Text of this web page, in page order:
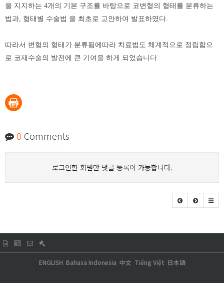
을 지지하는 4개의 기본 구조를 바탕으로 코변형의 형태를 분류하는
법과, 형태별 수술법 을 최초로 고안하여 발표하였다.
따라서 변형의 형태가 분류됨에따라 치료법도 체계적으로 정립함으
로 코재수술의 발전에 큰 기여을 하게 되었습니다.
0 Comments
로그인한 회원만 댓글 등록이 가능합니다.
日本語
Tiếng Việt
中文
Bahasa Indonesia
ENGLISH